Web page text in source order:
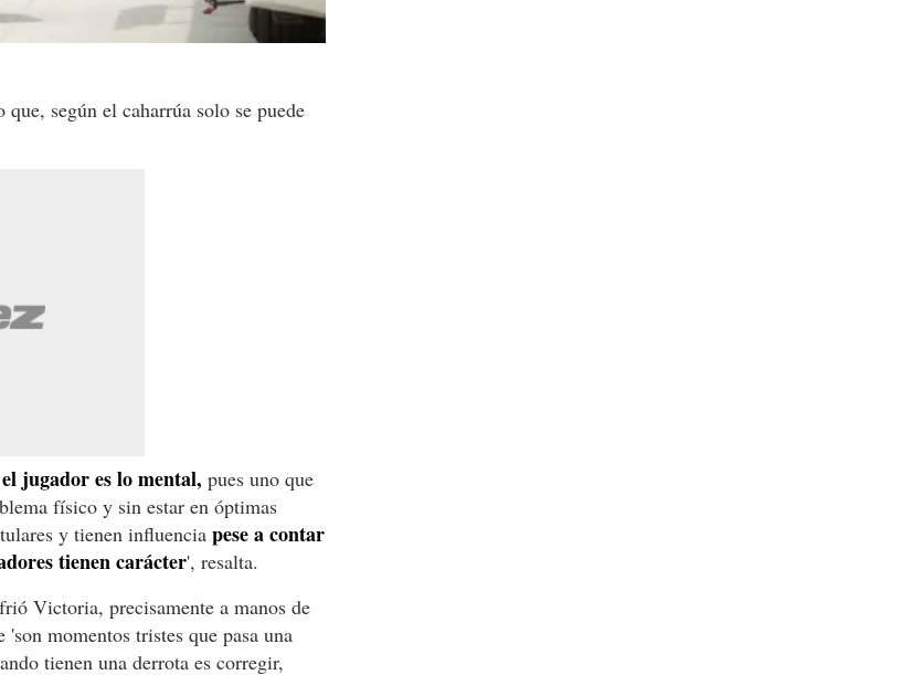
según el caharrúa solo se puede
jugador es lo mental, pues uno que
físico y sin estar en óptimas
y tienen influencia pese a contar
tienen carácter', resalta.
Victoria, precisamente a manos de
momentos tristes que pasa una
tienen una derrota es corregir,